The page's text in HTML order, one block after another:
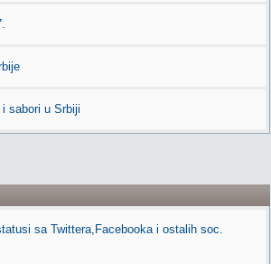
sabori u Srbiji
sa Twittera,Facebooka i ostalih soc.